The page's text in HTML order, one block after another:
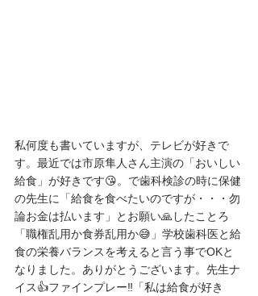
私何度も書いていますが、テレビが好きで
す。最近では市原隼人さん主演の「おいしい
給食」が好きです😘。で歯科検診の時に保健
の先生に「給食を食べたいのですが・・・勿
論お金は払います」とお願い🙏したことろ
「職権乱用か食券乱用か😅」学校歯科医と給
食の栄養バランスを考えると言う事でOKと
なりました。ありがとうございます。先生ナ
イス👍ファインプレー‼️「私は給食が好き